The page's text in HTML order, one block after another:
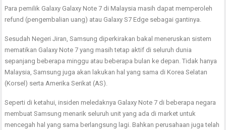
Para pemilik Galaxy Galaxy Note 7 di Malaysia masih dapat memperoleh
refund (pengembalian uang) atau Galaxy S7 Edge sebagai gantinya.
Sesudah Negeri Jiran, Samsung diperkirakan bakal meneruskan sistem
mematikan Galaxy Note 7 yang masih tetap aktif di seluruh dunia
sepanjang beberapa minggu atau beberapa bulan ke depan. Tidak hanya
Malaysia, Samsung juga akan lakukan hal yang sama di Korea Selatan
(Korsel) serta Amerika Serikat (AS).
Seperti di ketahui, insiden meledaknya Galaxy Note 7 di beberapa negara
membuat Samsung menarik seluruh unit yang ada di market untuk
mencegah hal yang sama berlangsung lagi. Bahkan perusahaan juga telah